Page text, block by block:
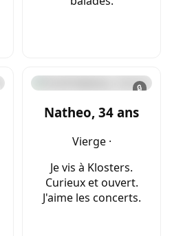
🔒
Natheo, 34 ans
Vierge ·
Je vis à Klosters.
Curieux et ouvert.
J'aime les concerts.